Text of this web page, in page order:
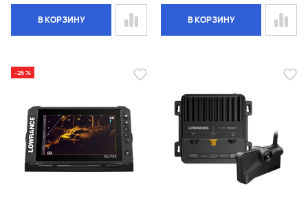
В КОРЗИНУ В КОРЗИНУ
-25 %